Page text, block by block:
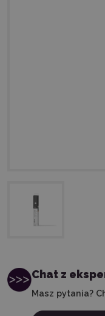
Chat z
Masz pytania?